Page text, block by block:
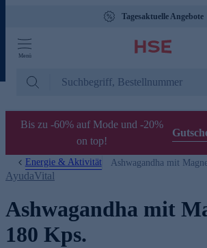
Tagesaktuelle Angebote
Menü
Bis zu -60% auf Mode und -20%
on top!
Energie & Aktivität Ashwagandha mit
AyudaVital
Ashwagandha mit
180 Kps.